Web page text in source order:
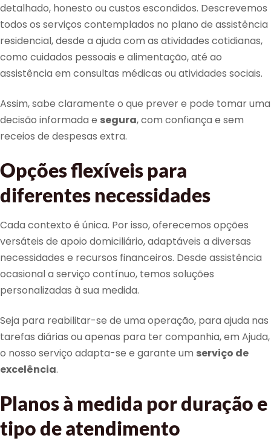
detalhado, honesto ou custos escondidos. Descrevemos
todos os serviços contemplados no plano de assistência
residencial, desde a ajuda com as atividades cotidianas,
como cuidados pessoais e alimentação, até ao
assistência em consultas médicas ou atividades sociais.
Assim, sabe claramente o que prever e pode tomar uma
decisão informada e segura, com confiança e sem
receios de despesas extra.
Opções flexíveis para
diferentes necessidades
Cada contexto é única. Por isso, oferecemos opções
versáteis de apoio domiciliário, adaptáveis a diversas
necessidades e recursos financeiros. Desde assistência
ocasional a serviço contínuo, temos soluções
personalizadas à sua medida.
Seja para reabilitar-se de uma operação, para ajuda nas
tarefas diárias ou apenas para ter companhia, em Ajuda,
o nosso serviço adapta-se e garante um serviço de
excelência.
Planos à medida por duração e
tipo de atendimento